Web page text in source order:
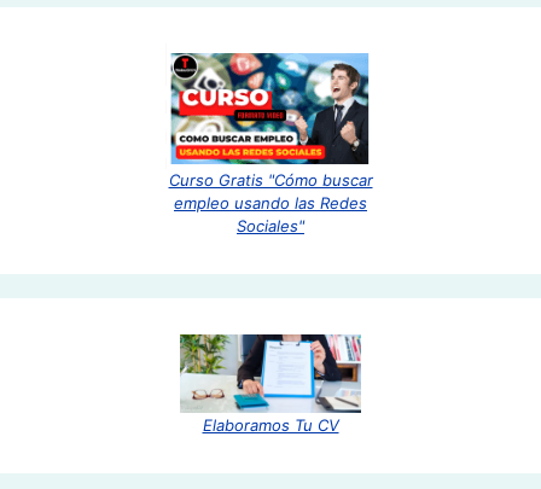
Curso Gratis "Cómo buscar
empleo usando las Redes
Sociales"
Elaboramos Tu CV